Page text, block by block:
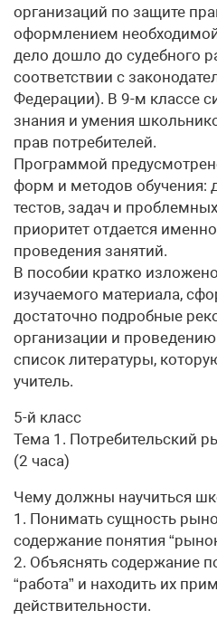
организаций по защите
оформлением
дело дошло до судебного
соответствии с
Федерации). В 9-м классе
знания и умения
прав потребителей.
Программой
форм и методов обучения:
тестов, задач и
приоритет отдается
проведения занятий.
В пособии кратко
изучаемого материала,
достаточно подробные
организации и
список литературы,
учитель.
5-й класс
Тема 1. Потребительский
(2 часа)
Чему должны научиться
1. Понимать сущность
содержание понятия
2. Объяснять содержание
“работа” и находить их
действительности.